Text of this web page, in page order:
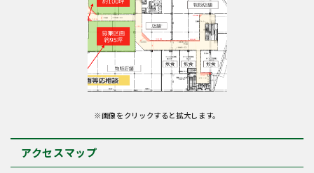
※画像をクリックすると拡大します。
アクセスマップ